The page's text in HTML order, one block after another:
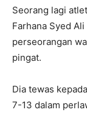
Seorang lagi
Farhana Syed
perseorangan
pingat.
Dia tewas
7-13 dalam